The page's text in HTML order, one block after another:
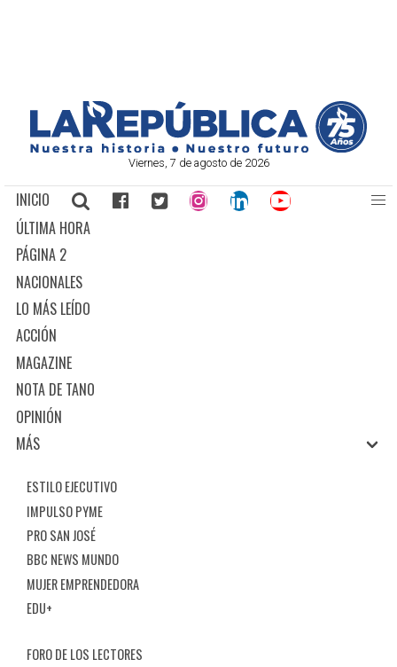
Viernes, 7 de agosto de 2026
INICIO
ÚLTIMA HORA
PÁGINA 2
NACIONALES
LO MÁS LEÍDO
ACCIÓN
MAGAZINE
NOTA DE TANO
OPINIÓN
MÁS
ESTILO EJECUTIVO
IMPULSO PYME
PRO SAN JOSÉ
BBC NEWS MUNDO
MUJER EMPRENDEDORA
EDU+
FORO DE LOS LECTORES